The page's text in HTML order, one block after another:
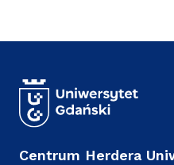
Centrum Herdera